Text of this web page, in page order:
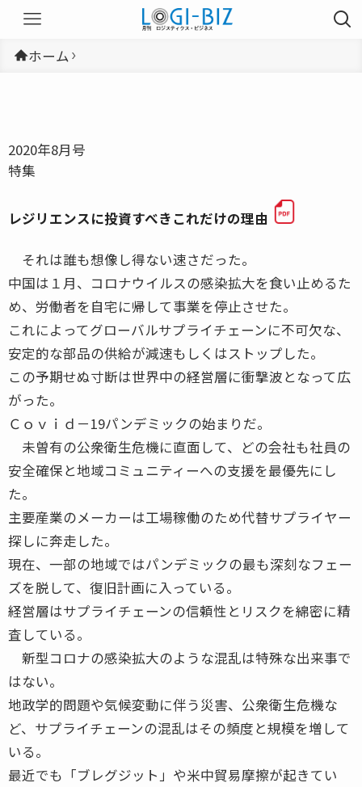
ホーム
2020年8月号
特集
レジリエンスに投資すべきこれだけの理由
それは誰も想像し得ない速さだった。
中国は１月、コロナウイルスの感染拡大を食い止めるた
め、労働者を自宅に帰して事業を停止させた。
これによってグローバルサプライチェーンに不可欠な、
安定的な部品の供給が減速もしくはストップした。
この予期せぬ寸断は世界中の経営層に衝撃波となって広
がった。
Ｃｏｖｉｄ－19パンデミックの始まりだ。
未曽有の公衆衛生危機に直面して、どの会社も社員の
安全確保と地域コミュニティーへの支援を最優先にし
た。
主要産業のメーカーは工場稼働のため代替サプライヤー
探しに奔走した。
現在、一部の地域ではパンデミックの最も深刻なフェー
ズを脱して、復旧計画に入っている。
経営層はサプライチェーンの信頼性とリスクを綿密に精
査している。
新型コロナの感染拡大のような混乱は特殊な出来事で
はない。
地政学的問題や気候変動に伴う災害、公衆衛生危機な
ど、サプライチェーンの混乱はその頻度と規模を増して
いる。
最近でも「ブレグジット」や米中貿易摩擦が起きてい